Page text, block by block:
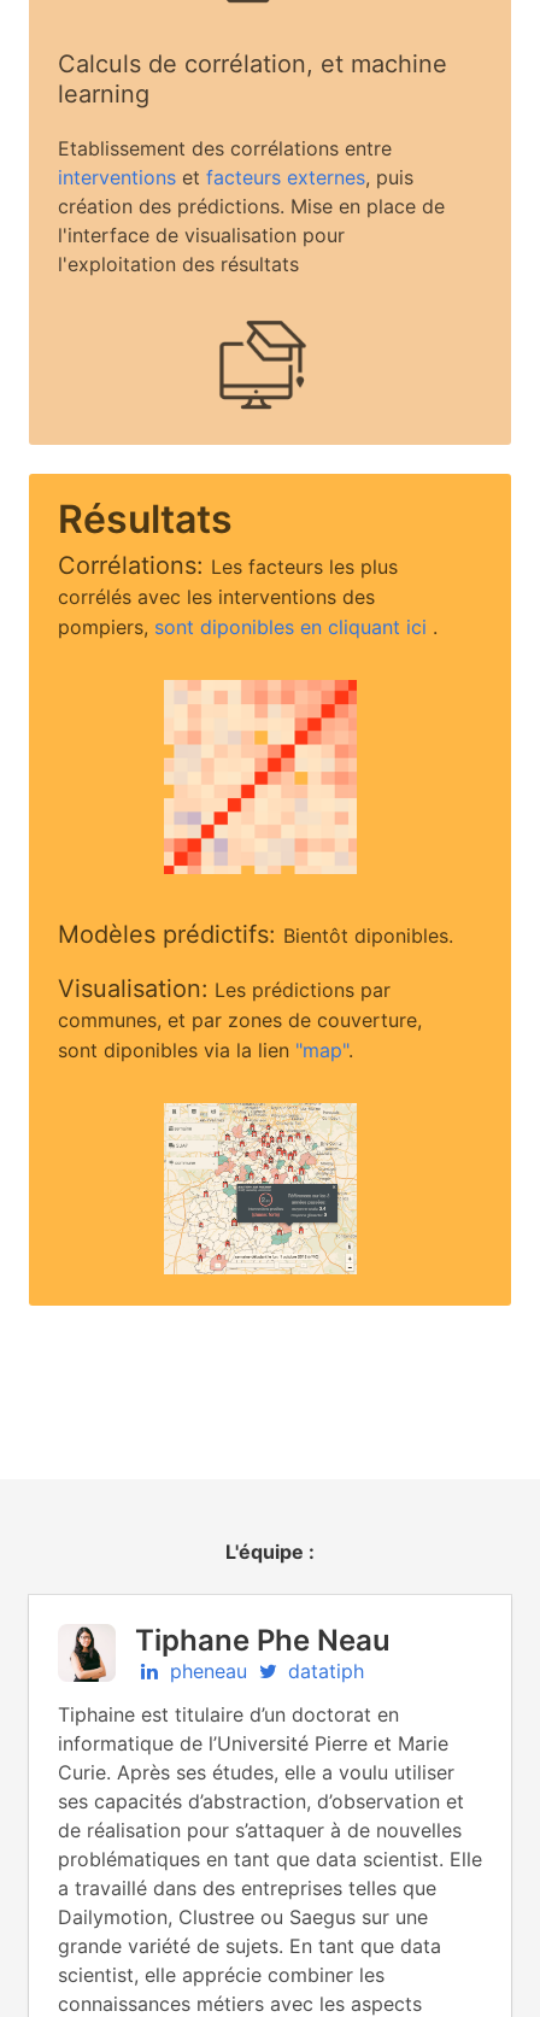
Calculs de corrélation, et machine
learning
Etablissement des corrélations entre
interventions et facteurs externes, puis
création des prédictions. Mise en place de
l'interface de visualisation pour
l'exploitation des résultats
Résultats
Corrélations: Les facteurs les plus
corrélés avec les interventions des
pompiers, sont diponibles en cliquant ici .
Modèles prédictifs: Bientôt diponibles.
Visualisation: Les prédictions par
communes, et par zones de couverture,
sont diponibles via la lien "map".
L'équipe :
Tiphane Phe Neau
pheneau
datatiph
Tiphaine est titulaire d’un doctorat en
informatique de l’Université Pierre et Marie
Curie. Après ses études, elle a voulu utiliser
ses capacités d’abstraction, d’observation et
de réalisation pour s’attaquer à de nouvelles
problématiques en tant que data scientist. Elle
a travaillé dans des entreprises telles que
Dailymotion, Clustree ou Saegus sur une
grande variété de sujets. En tant que data
scientist, elle apprécie combiner les
connaissances métiers avec les aspects